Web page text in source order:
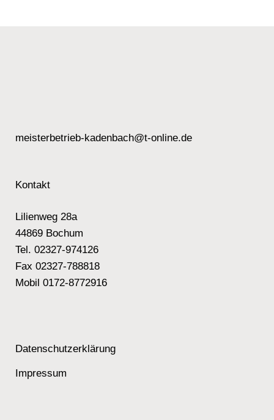
meisterbetrieb-kadenbach@t-online.de
Kontakt
Lilienweg 28a
44869 Bochum
Tel. 02327-974126
Fax 02327-788818
Mobil 0172-8772916
Datenschutzerklärung
Impressum